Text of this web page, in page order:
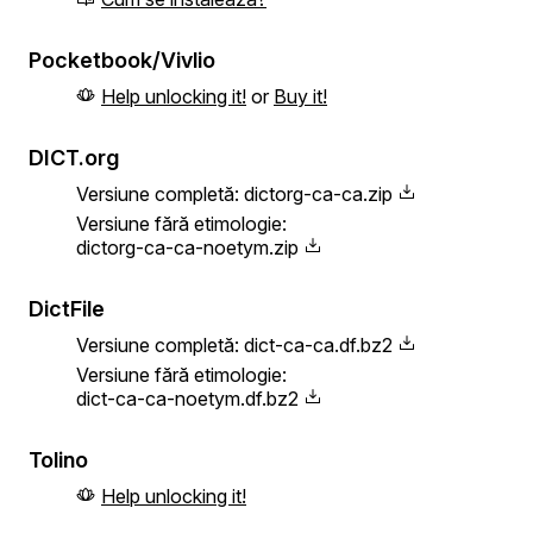
Pocketbook/Vivlio
Help unlocking it! or Buy it!
DICT.org
Versiune completă: dictorg-ca-ca.zip
Versiune fără etimologie:
dictorg-ca-ca-noetym.zip
DictFile
Versiune completă: dict-ca-ca.df.bz2
Versiune fără etimologie:
dict-ca-ca-noetym.df.bz2
Tolino
Help unlocking it!